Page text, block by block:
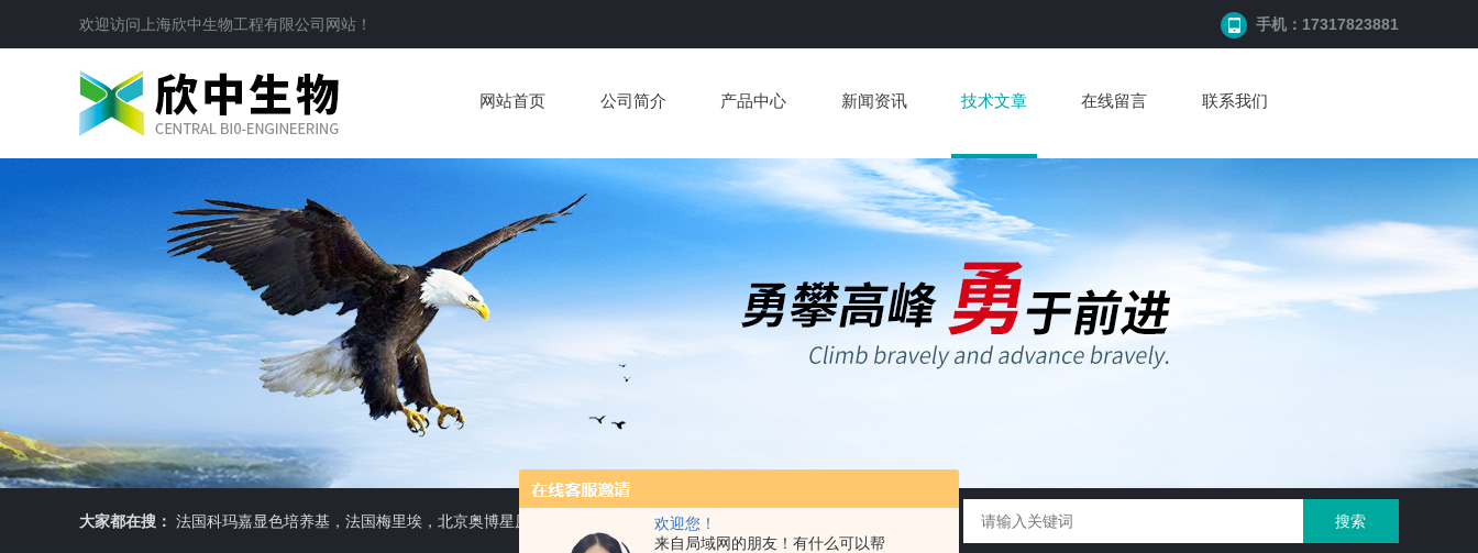
欢迎您！
来自局域网的朋友！有什么可以帮
欢迎访问 上海欣中生物工程有限公司 网站！ 手机：17317823881
网站首页 公司简介 产品中心 新闻资讯 技术文章 在线留言 联系我们
大家都在搜： 法国科玛嘉显色培养基，法国梅里埃，北京奥博星原料培养基，英国OXOID，意大利利飞驰E-TEXT药敏纸条，COPAN运送培养基，即用性平板（血琼脂平板,Baird-Parker琼脂平板等），药典平板（TSA，SDA等）